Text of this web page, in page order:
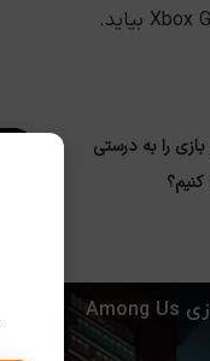
را به درستی
کنیم؟